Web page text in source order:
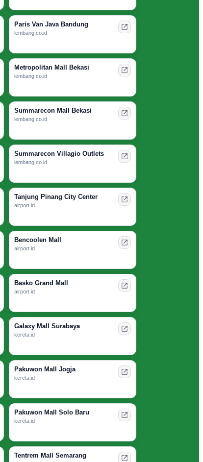
Paris Van Java Bandung
lembang.co.id
Metropolitan Mall Bekasi
lembang.co.id
Summarecon Mall Bekasi
lembang.co.id
Summarecon Villagio Outlets
lembang.co.id
Tanjung Pinang City Center
airport.id
Bencoolen Mall
airport.id
Basko Grand Mall
airport.id
Galaxy Mall Surabaya
kereta.id
Pakuwon Mall Jogja
kereta.id
Pakuwon Mall Solo Baru
kereta.id
Tentrem Mall Semarang